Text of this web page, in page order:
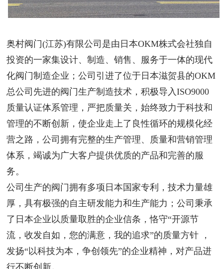
奥村阀门(江苏)有限公司是由日本OKM株式会社独自
投资的一家集设计、制造、销售、服务于一体的现代
化阀门制造企业；公司引进了位于日本滋贺县的OKM
总公司先进的阀门生产制造技术，积极导入ISO9000
质量认证体系管理，严把质量关，始终致力于科技和
管理的不断创新，使企业走上了良性循环的规模化经
营之路，公司拥有完整的生产管理、质量和营销管理
体系，竭诚为广大客户提供优质的产品和完善的服
务。
公司生产的阀门拥有多项日本国家专利，技术力量雄
厚，具有极强的自主研发能力和生产能力；公司秉承
了日本企业以质量取胜的企业信条，恪守“开源节
流，收发自如，您的满意，我的追求”的质量方针 ，
发扬“以科技为本，争创领先”的企业精神，对产品进
行不断创新。